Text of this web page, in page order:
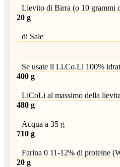
Lievito di Birra (o 10 grammi
20 g
di Sale
Se usate il Li.Co.Li 100%
400 g
LiCoLi al massimo della
480 g
Acqua a 35 g
710 g
Farina 0 11-12% di proteine
20 g